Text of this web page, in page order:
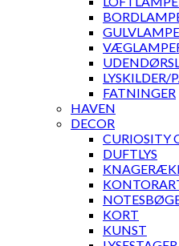
LYSKILDER/
FATNINGER
HAVEN
DECOR
CURIOSITY
DUFTLYS
KORT
KUNST